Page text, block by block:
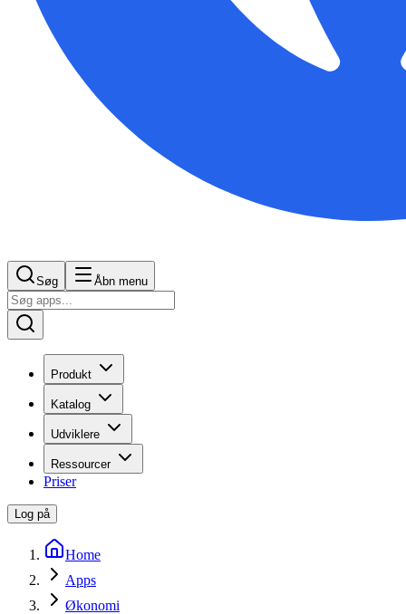
Søg Åbn menu
Produkt
Katalog
Udviklere
Ressourcer
Priser
Log på
Home
Apps
Økonomi